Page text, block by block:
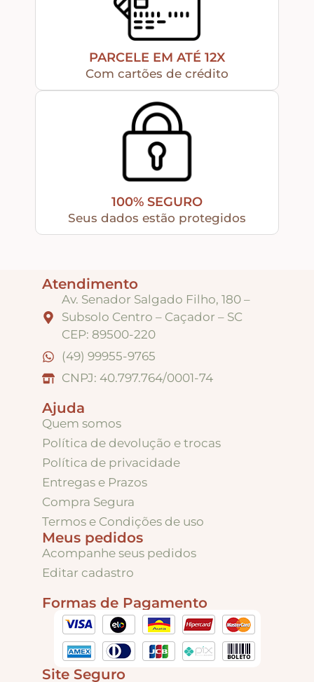
Base para Artesanato – Primers – Gesso
Tintas
Colas
Ferragens
Pezinhos
Dobradiças – Ganchos – Diversos
Ferramentas
Contato
PARCELE EM ATÉ 12X
Com cartões de crédito
100% SEGURO
Seus dados estão protegidos
Atendimento
Av. Senador Salgado Filho, 180 –
Subsolo Centro – Caçador – SC
CEP: 89500-220
(49) 99955-9765
CNPJ: 40.797.764/0001-74
Ajuda
Quem somos
Política de devolução e trocas
Política de privacidade
Entregas e Prazos
Compra Segura
Termos e Condições de uso
Meus pedidos
Acompanhe seus pedidos
Editar cadastro
Formas de Pagamento
Site Seguro